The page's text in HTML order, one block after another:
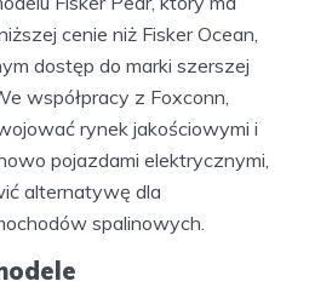
cenie niż Fisker Ocean,
dostęp do marki szerszej
współpracy z Foxconn,
rynek jakościowymi i
pojazdami elektrycznymi,
alternatywę dla
spalinowych.